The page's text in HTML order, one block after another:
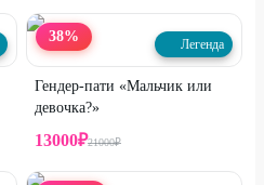
38% Легенда
Гендер-пати «Мальчик или
девочка?»
13000₽21000₽